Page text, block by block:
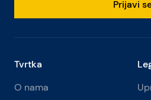
Prijavi
Tvrtka
O nama